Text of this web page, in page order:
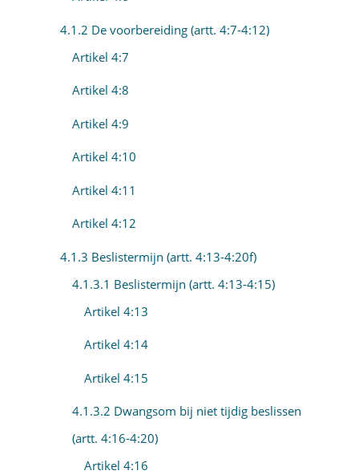
4.1.2 De voorbereiding (artt. 4:7-4:12)
Artikel 4:7
Artikel 4:8
Artikel 4:9
Artikel 4:10
Artikel 4:11
Artikel 4:12
4.1.3 Beslistermijn (artt. 4:13-4:20f)
4.1.3.1 Beslistermijn (artt. 4:13-4:15)
Artikel 4:13
Artikel 4:14
Artikel 4:15
4.1.3.2 Dwangsom bij niet tijdig beslissen
(artt. 4:16-4:20)
Artikel 4:16